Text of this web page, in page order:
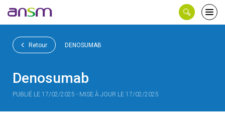
le
Retour DENOSUMAB
Denosumab
PUBLIÉ LE 17/02/2025 - MISE À JOUR LE 17/02/2025